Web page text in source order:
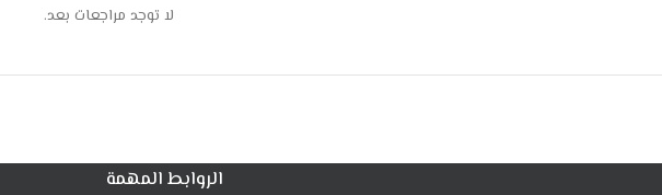
لا توجد مراجعات بعد.
الروابط المهمة